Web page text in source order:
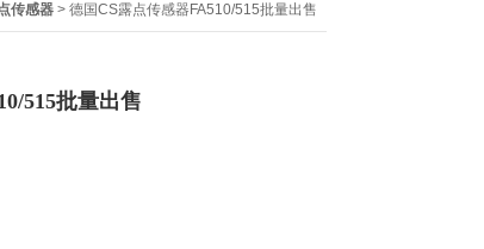
传感器 > 德国CS露点传感器FA510/515批量出售
515批量出售